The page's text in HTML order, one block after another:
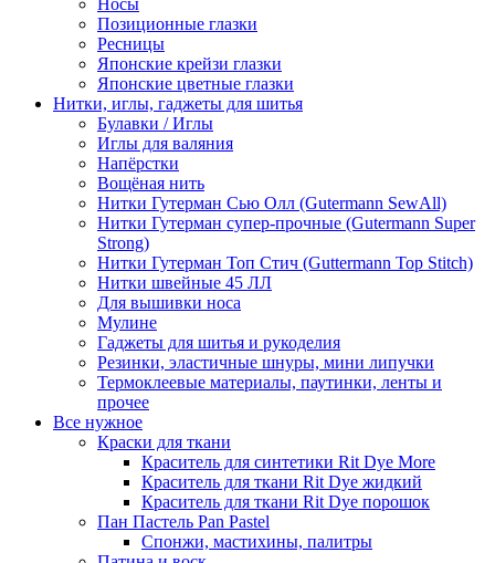
Позиционные глазки
Ресницы
Японские крейзи глазки
Японские цветные глазки
Нитки, иглы, гаджеты для шитья
Булавки / Иглы
Иглы для валяния
Напёрстки
Вощёная нить
Нитки Гутерман Сью Олл (Gutermann SewAll)
Нитки Гутерман супер-прочные (Gutermann Super
Strong)
Нитки Гутерман Топ Стич (Guttermann Top Stitch)
Нитки швейные 45 ЛЛ
Для вышивки носа
Мулине
Гаджеты для шитья и рукоделия
Резинки, эластичные шнуры, мини липучки
Термоклеевые материалы, паутинки, ленты и
прочее
Все нужное
Краски для ткани
Краситель для синтетики Rit Dye More
Краситель для ткани Rit Dye жидкий
Краситель для ткани Rit Dye порошок
Пан Пастель Pan Pastel
Спонжи, мастихины, палитры